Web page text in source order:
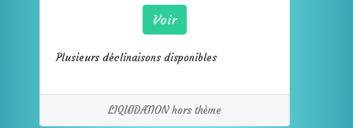
Voir
Plusieurs déclinaisons disponibles
LIQUIDATION hors thème